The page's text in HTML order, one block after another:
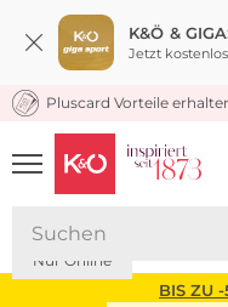
K&Ö &
Jetzt
KOSTENLOSER
Pluscard Vorteile
UNSERE APP
CLICK &
BIS ZU
Nur Online